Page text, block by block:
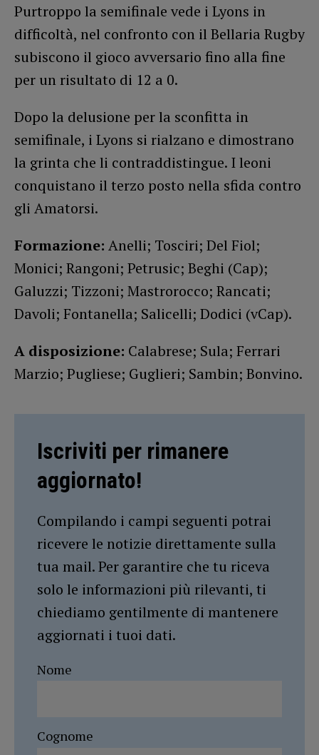
Purtroppo la semifinale vede i Lyons in
difficoltà, nel confronto con il Bellaria Rugby
subiscono il gioco avversario fino alla fine
per un risultato di 12 a 0.
Dopo la delusione per la sconfitta in
semifinale, i Lyons si rialzano e dimostrano
la grinta che li contraddistingue. I leoni
conquistano il terzo posto nella sfida contro
gli Amatorsi.
Formazione: Anelli; Tosciri; Del Fiol;
Monici; Rangoni; Petrusic; Beghi (Cap);
Galuzzi; Tizzoni; Mastrorocco; Rancati;
Davoli; Fontanella; Salicelli; Dodici (vCap).
A disposizione: Calabrese; Sula; Ferrari
Marzio; Pugliese; Guglieri; Sambin; Bonvino.
Iscriviti per rimanere
aggiornato!
Compilando i campi seguenti potrai
ricevere le notizie direttamente sulla
tua mail. Per garantire che tu riceva
solo le informazioni più rilevanti, ti
chiediamo gentilmente di mantenere
aggiornati i tuoi dati.
Nome
Cognome